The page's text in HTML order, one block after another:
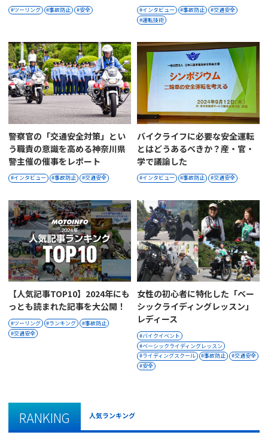
ツーリング 事故防止 安全 インタビュー 事故防止
交通安全
運転技術
警察官の「交通安全対策」とい
う職責の意識を高める神奈川県
警主催の催事をレポート
インタビュー 事故防止 交通安全
バイクライフに必要な安全運転
とはどうあるべきか？産・官・
学で議論した
インタビュー 事故防止 交通安全
【人気記事TOP10】2024年にも
っとも読まれた記事を大公開！
ツーリング ランキング
事故防止
交通安全
女性の初心者に特化した「ベー
シックライディングレッスン」
レディース
バイクイベント
ベーシックライディングレッスン
ライディングスクール
事故防止
交通安全
安全
RANKING 人気ランキング